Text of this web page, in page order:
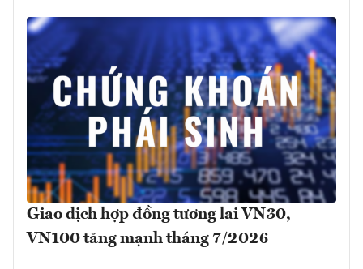
Giao dịch hợp đồng tương lai VN30,
VN100 tăng mạnh tháng 7/2026